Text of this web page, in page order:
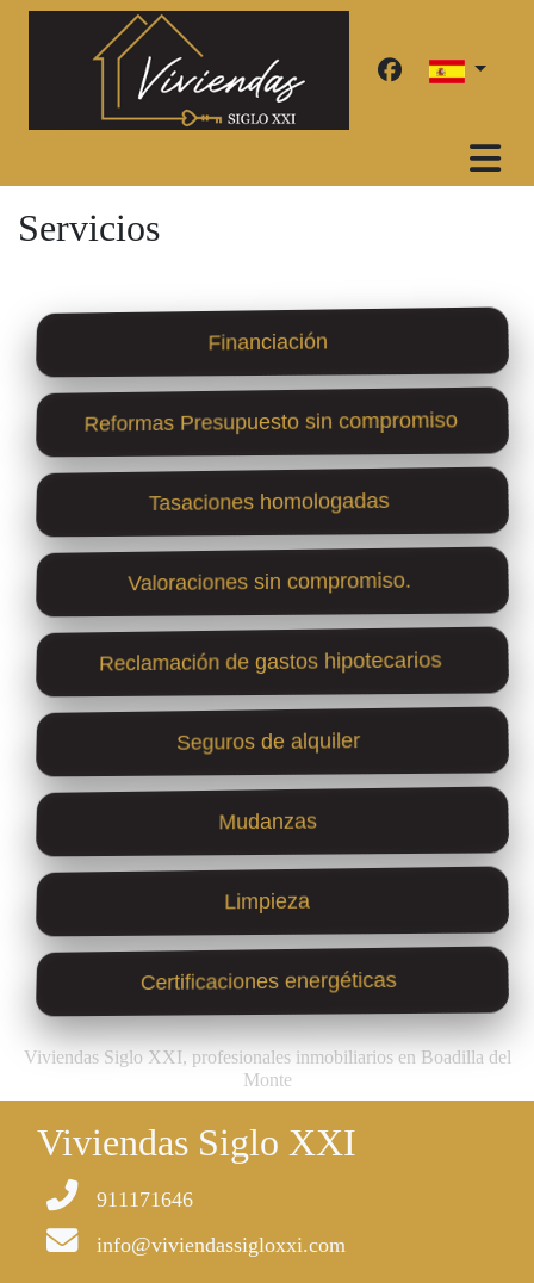
Servicios
Financiación
Reformas Presupuesto sin compromiso
Tasaciones homologadas
Valoraciones sin compromiso.
Reclamación de gastos hipotecarios
Seguros de alquiler
Mudanzas
Limpieza
Certificaciones energéticas
Viviendas Siglo XXI, profesionales inmobiliarios en Boadilla del
Monte
Viviendas Siglo XXI
911171646
info@viviendassigloxxi.com